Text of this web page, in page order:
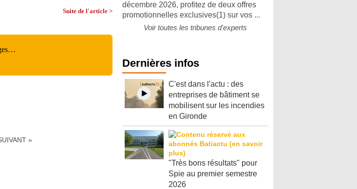
Suite de l'article >
»
décembre 2026, profitez de deux offres
promotionnelles exclusives(1) sur vos ...
Voir toutes les tribunes d'experts
Dernières infos
C'est dans l'actu : des
entreprises de bâtiment se
mobilisent sur les incendies
en Gironde
"Très bons résultats" pour
Spie au premier semestre
2026